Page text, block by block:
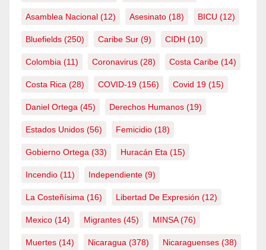
Asamblea Nacional (12) Asesinato (18) BICU (12)
Bluefields (250) Caribe Sur (9) CIDH (10)
Colombia (11) Coronavirus (28) Costa Caribe (14)
Costa Rica (28) COVID-19 (156) Covid 19 (15)
Daniel Ortega (45) Derechos Humanos (19)
Estados Unidos (56) Femicidio (18)
Gobierno Ortega (33) Huracán Eta (15)
Incendio (11) Independiente (9)
La Costeñísima (16) Libertad De Expresión (12)
Mexico (14) Migrantes (45) MINSA(76)
Muertes (14) Nicaragua (378) Nicaraguenses (38)